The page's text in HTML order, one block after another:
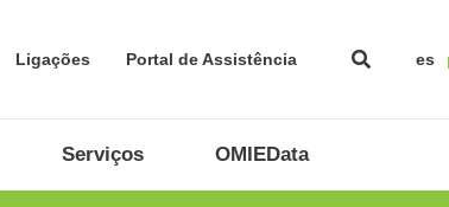
Ligações Portal de Assistência es
Serviços OMIEData